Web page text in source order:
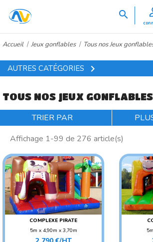

Accueil Jeux gonflables Tous nos Jeux
AUTRES CATÉGORIES 
TOUS NOS JEUX GONFLABLES
TRIER PAR
Affichage 1-99 de 276 article(s)
COMPLEXE PIRATE
5m x 4,90m x 3,70m